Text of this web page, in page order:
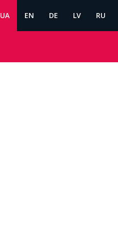
UA EN DE LV RU